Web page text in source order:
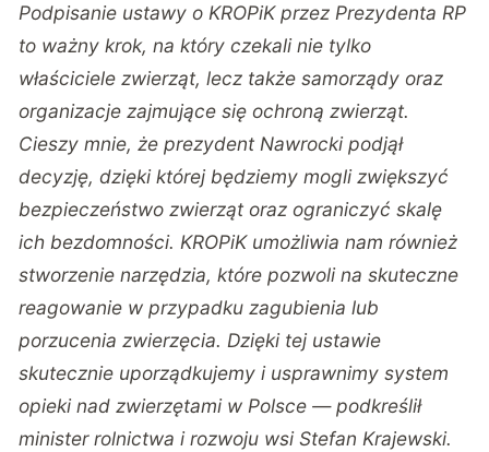
Podpisanie ustawy o KROPiK przez Prezydenta RP
to ważny krok, na który czekali nie tylko
właściciele zwierząt, lecz także samorządy oraz
organizacje zajmujące się ochroną zwierząt.
Cieszy mnie, że prezydent Nawrocki podjął
decyzję, dzięki której będziemy mogli zwiększyć
bezpieczeństwo zwierząt oraz ograniczyć skalę
ich bezdomności. KROPiK umożliwia nam również
stworzenie narzędzia, które pozwoli na skuteczne
reagowanie w przypadku zagubienia lub
porzucenia zwierzęcia. Dzięki tej ustawie
skutecznie uporządkujemy i usprawnimy system
opieki nad zwierzętami w Polsce —podkreślił
minister rolnictwa i rozwoju wsi Stefan Krajewski.